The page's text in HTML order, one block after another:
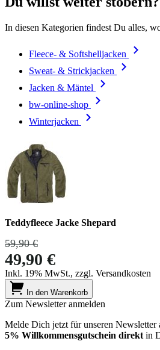
In diesen Kategorien findest Du alles,
Fleece- & Softshelljacken
Sweat- & Strickjacken
Jacken & Mäntel
bw-online-shop
Winterjacken
Teddyfleece Jacke Shepard
59,90 €
49,90 €
Inkl. 19% MwSt., zzgl. Versandkosten
In den Warenkorb
Zum Newsletter anmelden
Melde Dich jetzt für unseren Newsletter
5% Willkommensgutschein direkt in